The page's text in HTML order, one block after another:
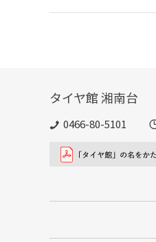
タイヤ館 湘南台
0466-80-5101